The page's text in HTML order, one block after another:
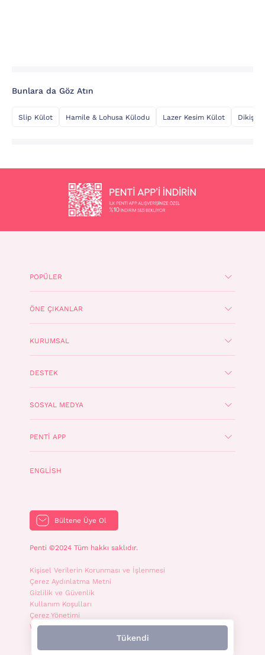
Tükendi
Bunlara da Göz Atın
Slip Külot Hamile & Lohusa Külodu Lazer Kesim Külot
POPÜLER
ÖNE ÇIKANLAR
KURUMSAL
DESTEK
SOSYAL MEDYA
PENTI APP
ENGLISH
Bültene Üye Ol
Penti ©2024 Tüm hakkı saklıdır.
Kişisel Verilerin Korunması ve İşlenmesi
Çerez Aydınlatma Metni
Gizlilik ve Güvenlik
Kullanım Koşulları
Çerez Yönetimi
WhatsApp İletişim Aydınlatma Metni